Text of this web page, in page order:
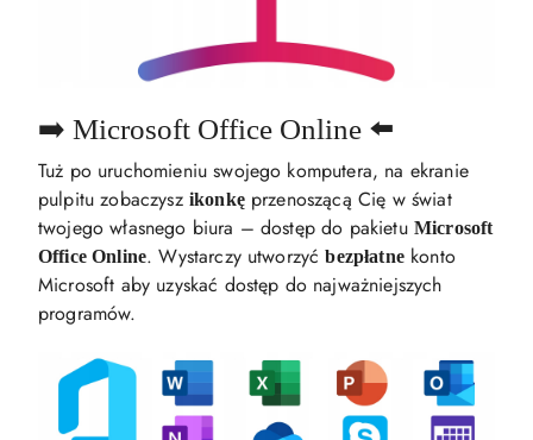
➡️ Microsoft Office Online ⬅️
Tuż po uruchomieniu swojego komputera, na ekranie
pulpitu zobaczysz ikonkęprzenoszącą Cię w świat
twojego własnego biura – dostęp do pakietu Microsoft
Office Online. Wystarczy utworzyćbezpłatnekonto
Microsoft aby uzyskać dostęp do najważniejszych
programów.